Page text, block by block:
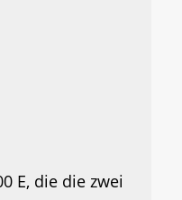
E, die die zwei